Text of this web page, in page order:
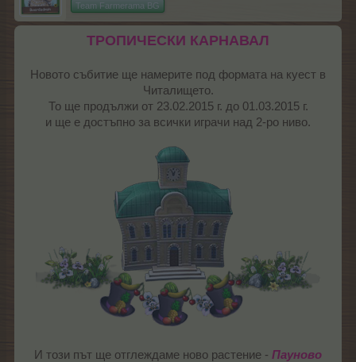
Team Farmerama BG
ТРОПИЧЕСКИ КАРНАВАЛ
Новото събитие ще намерите под формата на куест в
Читалището.
То ще продължи от 23.02.2015 г. до 01.03.2015 г.
и ще е достъпно за всички играчи над 2-ро ниво.
И този път ще отглеждаме ново растение - Пауново